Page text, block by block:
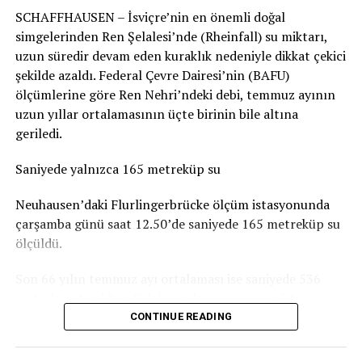
durumun genel olarak dramatik olmadığını belirtiyor.
Basel-Landschaft yetkilileri de şehir merkezindeki ve
insanların yemek yemek veya vakit geçirmek için
kullandığı parkların, ormanlık alanlardaki oyun
parklarına göre daha fazla kirlendiğine dikkat çekiyor.
Sigarasız çocuk parkları yaygınlaşıyor
İsviçre’deki Stop2Drop girişiminin verilerine göre şu
anda 24 belediye sigarasız ve temiz çocuk parkı
uygulamasını kullanıyor.
Aarau’da da seçilen 10 çocuk parkında yaklaşık iki ay
belediyeye göre deneme döneminde kirlilikte belirgin bir
değişiklik gözlenmedi. Uygulamaların uzun vadeli
etkisinin ise henüz değerlendirilemeyeceği belirtiliyor.
SCHAFFHAUSEN – İsviçre’nin en önemli doğal
simgelerinden Ren Şelalesi’nde (Rheinfall) su miktarı,
uzun süredir devam eden kuraklık nedeniyle dikkat çekici
şekilde azaldı. Federal Çevre Dairesi’nin (BAFU)
ölçümlerine göre Ren Nehri’ndeki debi, temmuz ayının
uzun yıllar ortalamasının üçte birinin bile altına
geriledi.
Saniyede yalnızca 165 metreküp su
Neuhausen’daki Flurlingerbrücke ölçüm istasyonunda
çarşamba günü saat 12.50’de saniyede 165 metreküp su
ölçüldü.
anda normal bir temmuz ayındaki seviyenin yaklaşık
yüzde 31’i kadar.
CONTINUE READING